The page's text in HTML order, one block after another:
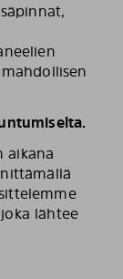
aikana
lähtee